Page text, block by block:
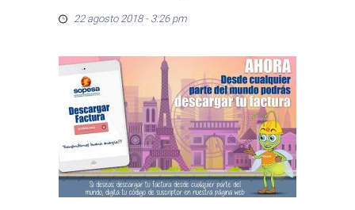
22 agosto 2018 - 3:26 pm